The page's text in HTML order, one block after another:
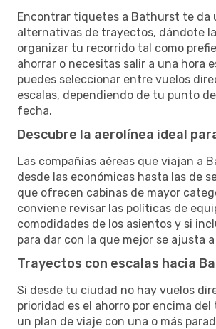
Encontrar tiquetes a Bathurst te da
alternativas de trayectos, dándote
organizar tu recorrido tal como
ahorrar o necesitas salir a una hora
puedes seleccionar entre vuelos
escalas, dependiendo de tu punto
fecha.
Descubre la aerolínea ideal
Las compañías aéreas que viajan a
desde las económicas hasta las de
que ofrecen cabinas de mayor
conviene revisar las políticas de
comodidades de los asientos y si
para dar con la que mejor se ajusta
Trayectos con escalas hacia
Si desde tu ciudad no hay vuelos
prioridad es el ahorro por encima del
un plan de viaje con una o más